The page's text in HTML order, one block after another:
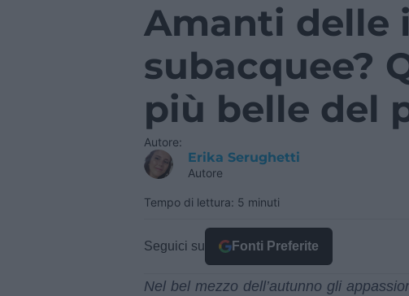
Amanti delle
subacquee?
più belle del
Autore:
Erika Serughetti
Autore
Tempo di lettura: 5 minuti
Seguici su Fonti Preferite
Nel bel mezzo dell’autunno gli